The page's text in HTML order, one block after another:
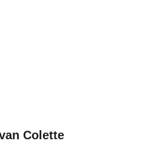
Colette